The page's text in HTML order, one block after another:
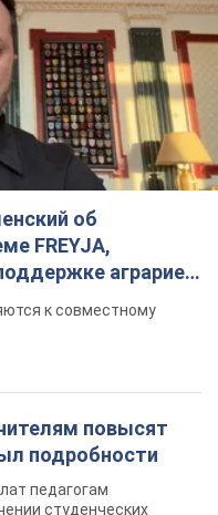
об
FREYJA,
аграриев.
к совместному
повысят
подробности
педагогам
студенческих